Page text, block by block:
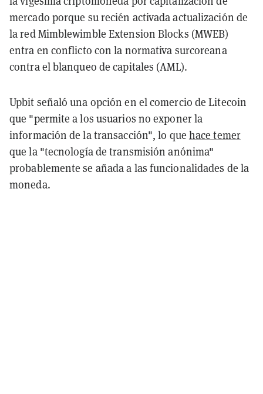
mercado porque su recién activada actualización de
la red Mimblewimble Extension Blocks (MWEB)
entra en conflicto con la normativa surcoreana
contra el blanqueo de capitales (AML).
Upbit señaló una opción en el comercio de Litecoin
que "permite a los usuarios no exponer la
información de la transacción", lo que hace temer
que la "tecnología de transmisión anónima"
probablemente se añada a las funcionalidades de la
moneda.